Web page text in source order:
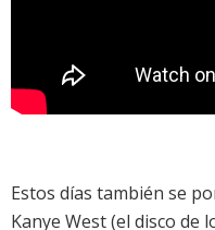
Estos días también se
Kanye West(el disco de